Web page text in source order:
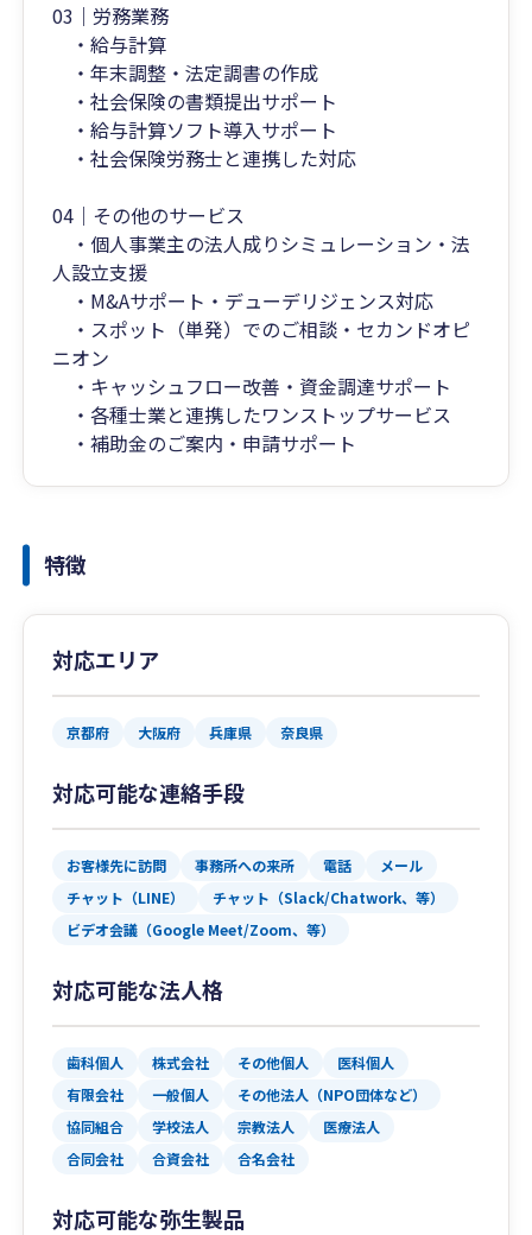
03｜労務業務
・給与計算
・年末調整・法定調書の作成
・社会保険の書類提出サポート
・給与計算ソフト導入サポート
・社会保険労務士と連携した対応
04｜その他のサービス
・個人事業主の法人成りシミュレーション・法
人設立支援
・M&Aサポート・デューデリジェンス対応
・スポット（単発）でのご相談・セカンドオピ
ニオン
・キャッシュフロー改善・資金調達サポート
・各種士業と連携したワンストップサービス
・補助金のご案内・申請サポート
特徴
対応エリア
京都府 大阪府 兵庫県 奈良県
対応可能な連絡手段
お客様先に訪問 事務所への来所 電話
メール
チャット（LINE）
チャット（Slack/Chatwork、等）
ビデオ会議（Google Meet/Zoom、等）
対応可能な法人格
歯科個人 株式会社 その他個人
医科個人
有限会社
一般個人
その他法人（NPO団体など）
協同組合
学校法人 宗教法人
医療法人
合同会社
合資会社 合名会社
対応可能な弥生製品